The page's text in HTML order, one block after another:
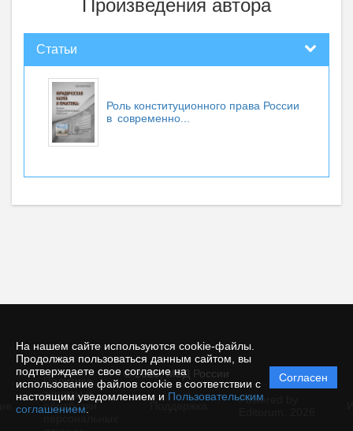
На нашем сайте используются cookie-файлы.
Продолжая пользоваться данным сайтом, вы
подтверждаете свое согласие на
использование файлов cookie в соответствии с
настоящим уведомлением и Пользовательским
соглашением
Согласен
Произведения автора
Статьи
Роль конституционного права России
в современно...
© 2025, МВД России
Политика
защиты и
обработки
Powered by